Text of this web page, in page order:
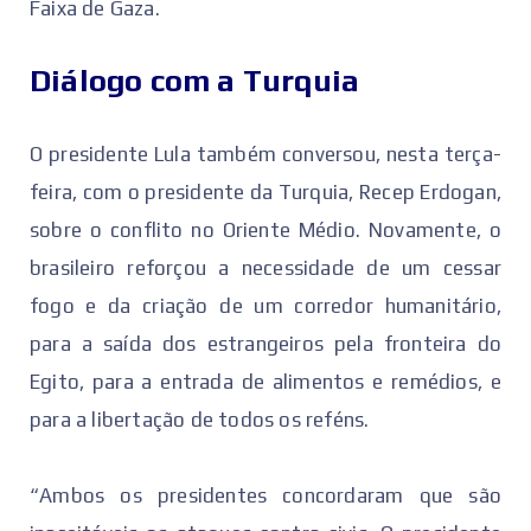
Faixa de Gaza.
Diálogo com a Turquia
O presidente Lula também conversou, nesta terça-
feira, com o presidente da Turquia, Recep Erdogan,
sobre o conflito no Oriente Médio. Novamente, o
brasileiro reforçou a necessidade de um cessar
fogo e da criação de um corredor humanitário,
para a saída dos estrangeiros pela fronteira do
Egito, para a entrada de alimentos e remédios, e
para a libertação de todos os reféns.
“Ambos os presidentes concordaram que são